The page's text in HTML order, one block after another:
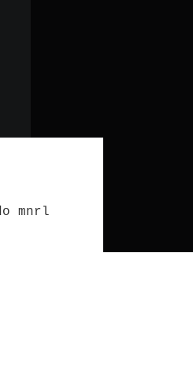
mnrl